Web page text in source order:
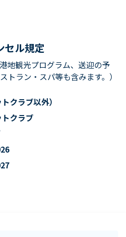
セル規定
地観光プログラム、送迎の予
トラン・スパ等も含みます。）
クラブ以外）
クラブ